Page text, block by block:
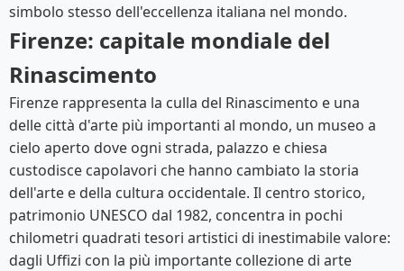
simbolo stesso dell'eccellenza italiana nel mondo.
Firenze: capitale mondiale del
Rinascimento
Firenze rappresenta la culla del Rinascimento e una
delle città d'arte più importanti al mondo, un museo a
cielo aperto dove ogni strada, palazzo e chiesa
custodisce capolavori che hanno cambiato la storia
dell'arte e della cultura occidentale. Il centro storico,
patrimonio UNESCO dal 1982, concentra in pochi
chilometri quadrati tesori artistici di inestimabile valore:
dagli Uffizi con la più importante collezione di arte